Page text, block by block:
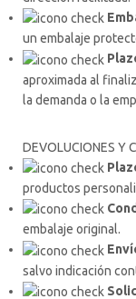
un embalaje
aproximada al
la demanda o la
DEVOLUCIONES Y
productos
embalaje original.
salvo indicación